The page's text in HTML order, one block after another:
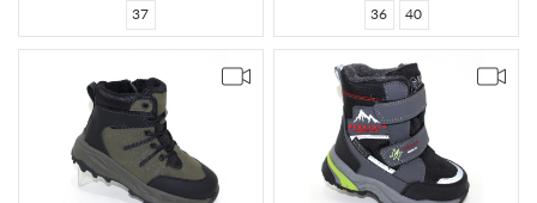
37 36 40